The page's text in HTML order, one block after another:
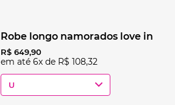
robe longo namorados love in
R$ 649,90
em até 6x de R$ 108,32
U